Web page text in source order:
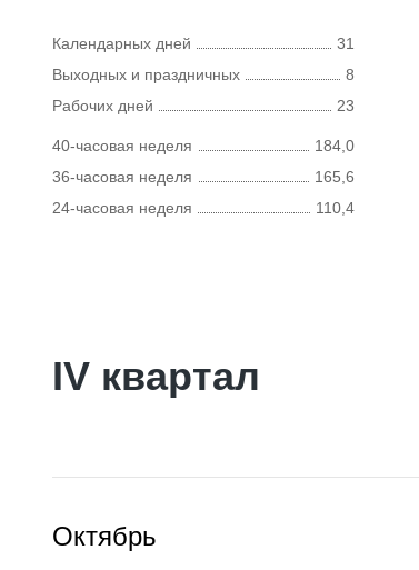
Календарных дней
31
Выходных и праздничных
8
Рабочих дней
23
40-часовая неделя
184,0
36-часовая неделя
165,6
24-часовая неделя
110,4
IV квартал
Октябрь